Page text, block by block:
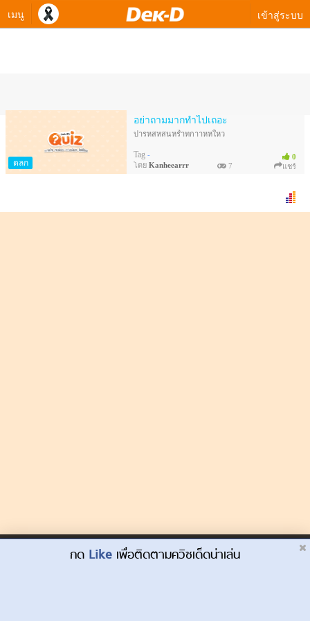
เมนู เข้าสู่ระบบ
Dek-D.com ใช้คุกกี้เพื่อพัฒนาประสบการณ์ของ
ตลก
อย่าถามมากทำไปเถอะ
0
ปารหสหสนหรีำทกาาหหใหว
Tag -
โดย Kanheearrr 7 แชร์
กด Like เพื่อติดตามควิซเด็ดน่าเล่น